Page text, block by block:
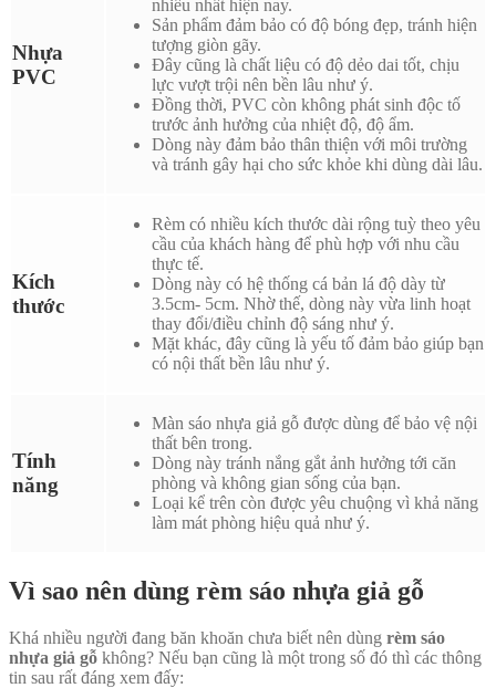
Nhựa
PVC
nhiều nhất hiện nay.
Sản phẩm đảm bảo có độ bóng đẹp, tránh hiện
tượng giòn gãy.
Đây cũng là chất liệu có độ dẻo dai tốt, chịu
lực vượt trội nên bền lâu như ý.
Đồng thời, PVC còn không phát sinh độc tố
trước ảnh hưởng của nhiệt độ, độ ẩm.
Dòng này đảm bảo thân thiện với môi trường
và tránh gây hại cho sức khỏe khi dùng dài lâu.
Kích
thước
Rèm có nhiều kích thước dài rộng tuỳ theo yêu
cầu của khách hàng để phù hợp với nhu cầu
thực tế.
Dòng này có hệ thống cá bản lá độ dày từ
3.5cm- 5cm. Nhờ thế, dòng này vừa linh hoạt
thay đổi/điều chỉnh độ sáng như ý.
Mặt khác, đây cũng là yếu tố đảm bảo giúp bạn
có nội thất bền lâu như ý.
Tính
năng
Màn sáo nhựa giả gỗ được dùng để bảo vệ nội
thất bên trong.
Dòng này tránh nắng gắt ảnh hưởng tới căn
phòng và không gian sống của bạn.
Loại kể trên còn được yêu chuộng vì khả năng
làm mát phòng hiệu quả như ý.
Vì sao nên dùng rèm sáo nhựa giả gỗ
Khá nhiều người đang băn khoăn chưa biết nên dùng rèm sáo
nhựa giả gỗ không? Nếu bạn cũng là một trong số đó thì các thông
tin sau rất đáng xem đấy: